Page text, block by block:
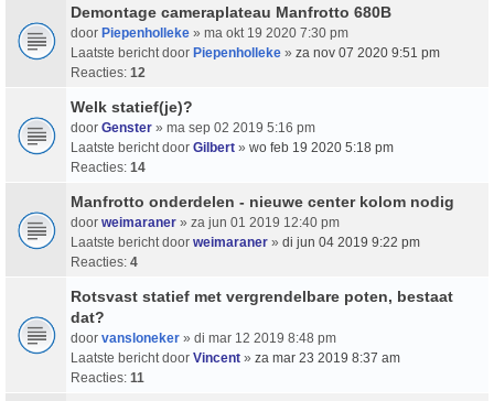
Demontage cameraplateau Manfrotto 680B
door Piepenholleke » ma okt 19 2020 7:30 pm
Laatste bericht door Piepenholleke » za nov 07 2020 9:51 pm
Reacties: 12
Welk statief(je)?
door Genster » ma sep 02 2019 5:16 pm
Laatste bericht door Gilbert » wo feb 19 2020 5:18 pm
Reacties: 14
Manfrotto onderdelen - nieuwe center kolom nodig
door weimaraner » za jun 01 2019 12:40 pm
Laatste bericht door weimaraner » di jun 04 2019 9:22 pm
Reacties: 4
Rotsvast statief met vergrendelbare poten, bestaat
dat?
door vansloneker » di mar 12 2019 8:48 pm
Laatste bericht door Vincent » za mar 23 2019 8:37 am
Reacties: 11